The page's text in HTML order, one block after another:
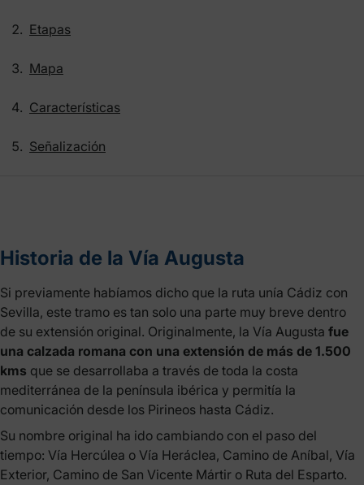
Etapas
Mapa
Características
Señalización
Historia de la Vía Augusta
Si previamente habíamos dicho que la ruta unía Cádiz con
Sevilla, este tramo es tan solo una parte muy breve dentro
de su extensión original. Originalmente, la Vía Augusta fue
una calzada romana con una extensión de más de 1.500
kms que se desarrollaba a través de toda la costa
mediterránea de la península ibérica y permitía la
comunicación desde los Pirineos hasta Cádiz.
Su nombre original ha ido cambiando con el paso del
tiempo: Vía Hercúlea o Vía Heráclea, Camino de Aníbal, Vía
Exterior, Camino de San Vicente Mártir o Ruta del Esparto.